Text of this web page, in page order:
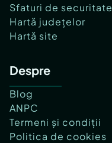
Sfaturi de securitate
Hartă județelor
Hartă site
Despre
Blog
ANPC
Termeni și condiții
Politica de cookies